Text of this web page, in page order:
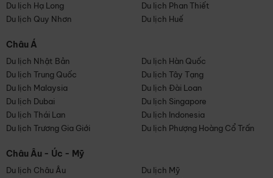
Du lịch Hạ Long
Du lịch Phan Thiết
Du lịch Quy Nhơn
Du lịch Huế
Châu Á
Du lịch Nhật Bản
Du lịch Hàn Quốc
Du lịch Trung Quốc
Du lịch Tây Tạng
Du lịch Malaysia
Du lịch Đài Loan
Du lịch Dubai
Du lịch Singapore
Du lịch Thái Lan
Du lịch Indonesia
Du lịch Trương Gia Giới
Du lịch Phượng Hoàng Cổ Trấn
Châu Âu - Úc - Mỹ
Du lịch Châu Âu
Du lịch Mỹ